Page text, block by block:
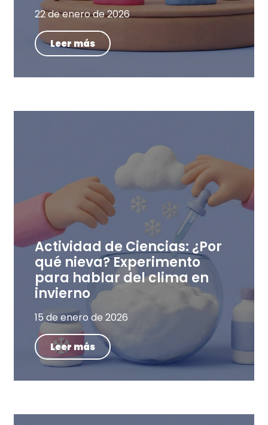
22 de enero de 2026
Leer más
Actividad de Ciencias: ¿Por
qué nieva? Experimento
para hablar del clima en
invierno
15 de enero de 2026
Leer más